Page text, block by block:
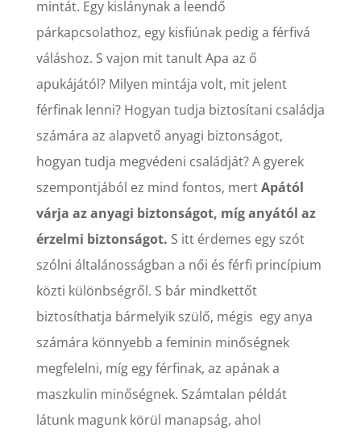
mintát. Egy kislánynak a leendő
párkapcsolathoz, egy kisfiúnak pedig a férfivá
váláshoz. S vajon mit tanult Apa az ő
apukájától? Milyen mintája volt, mit jelent
férfinak lenni? Hogyan tudja biztosítani családja
számára az alapvető anyagi biztonságot,
hogyan tudja megvédeni családját? A gyerek
szempontjából ez mind fontos, mertApától
várja az anyagi biztonságot, míg anyától az
érzelmi biztonságot. S itt érdemes egy szót
szólni általánosságban a női és férfi princípium
közti különbségről. S bár mindkettőt
biztosíthatja bármelyik szülő, mégis egy anya
számára könnyebb a feminin minőségnek
megfelelni, míg egy férfinak, az apának a
maszkulin minőségnek. Számtalan példát
látunk magunk körül manapság, ahol